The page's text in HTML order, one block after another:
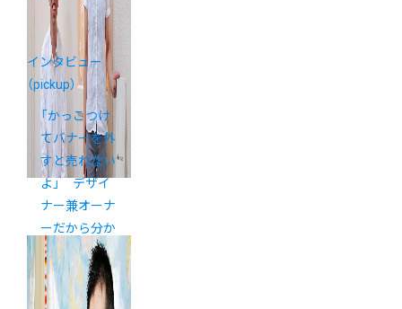
インタビュー
（pickup）
「かっこつけ
てバナーを外
すと売れない
よ」 デザイ
ナー兼オーナ
ーだから分か
るんです。